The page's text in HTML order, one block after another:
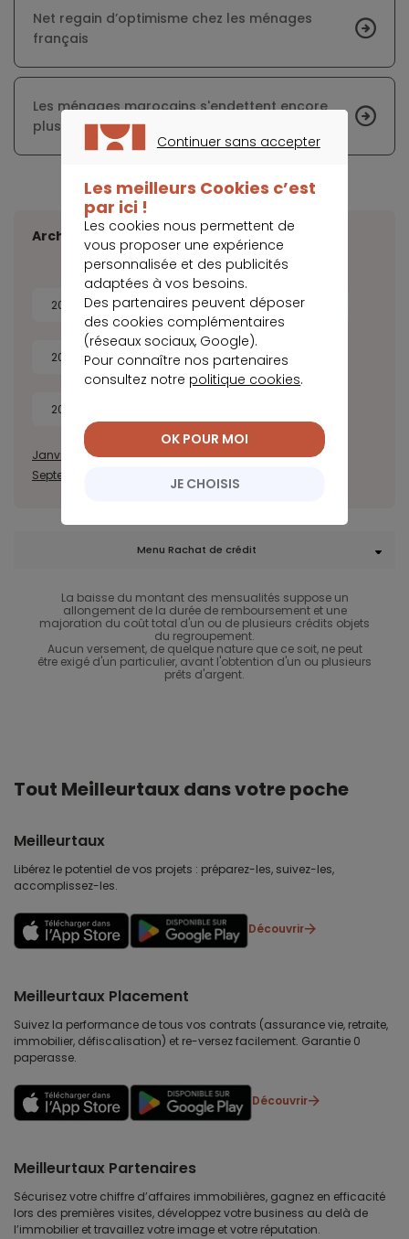
Net regain d’optimisme chez les ménages
français
Les ménages marocains s'endettent encore
plus en 2018
Archives
2026 2025 2024 2023
2022 2021 2020
2018
Janvier Février Mars Avril Mai Juin Juillet Août
Septembre
Menu Rachat de crédit
La baisse du montant des mensualités suppose un
allongement de la durée de remboursement et une
majoration du coût total d'un ou de plusieurs crédits objets
du regroupement.
Aucun versement, de quelque nature que ce soit, ne peut
être exigé d'un particulier, avant l'obtention d'un ou plusieurs
prêts d'argent.
Tout Meilleurtaux dans votre poche
Meilleurtaux
Libérez le potentiel de vos projets : préparez-les, suivez-les,
accomplissez-les.
Découvrir
Meilleurtaux Placement
Suivez la performance de tous vos contrats (assurance vie, retraite,
immobilier, défiscalisation) et re-versez facilement. Garantie 0
paperasse.
Découvrir
Meilleurtaux Partenaires
Sécurisez votre chiffre d’affaires immobilières, gagnez en efficacité
lors des premières visites, développez votre business au delà de
l’immobilier et travaillez votre image et votre réputation.
Continuer sans accepter
Les meilleurs Cookies c’est
par ici !
Les cookies nous permettent de
vous proposer une expérience
personnalisée et des publicités
adaptées à vos besoins.
Des partenaires peuvent déposer
des cookies complémentaires
(réseaux sociaux, Google).
Pour connaître nos partenaires
consultez notre politique cookies.
JE CHOISIS
OK POUR MOI